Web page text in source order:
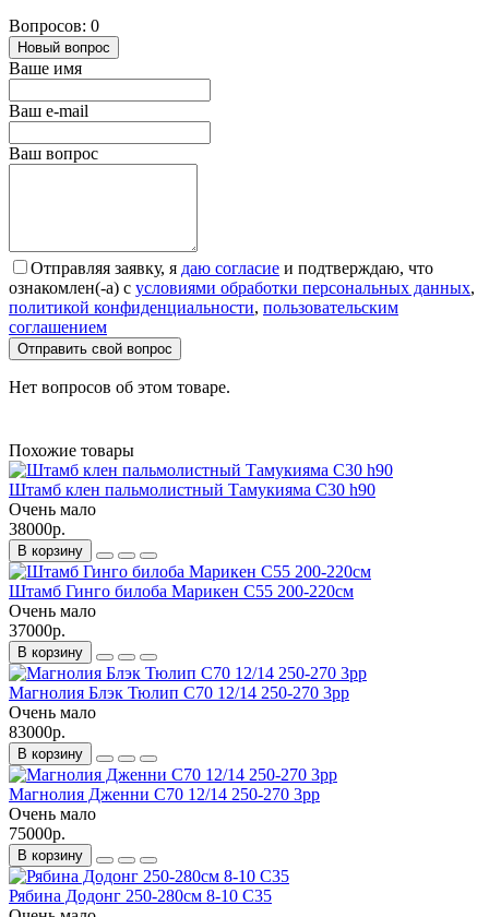
Вопросов: 0
Новый вопрос
Ваше имя
Ваш e-mail
Ваш вопрос
Отправляя заявку, я даю согласие и подтверждаю, что
ознакомлен(-а) с условиями обработки персональных данных,
политикой конфиденциальности, пользовательским
соглашением
Отправить свой вопрос
Нет вопросов об этом товаре.
Похожие товары
Штамб клен пальмолистный Тамукияма С30 h90
Очень мало
38000р.
В корзину
Штамб Гинго билоба Марикен С55 200-220см
Очень мало
37000р.
В корзину
Магнолия Блэк Тюлип С70 12/14 250-270 3рр
Очень мало
83000р.
В корзину
Магнолия Дженни С70 12/14 250-270 3рр
Очень мало
75000р.
В корзину
Рябина Додонг 250-280см 8-10 С35